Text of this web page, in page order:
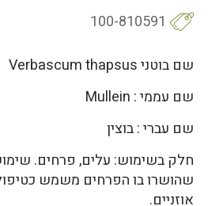
100-810591
שם בוטני Verbascum thapsus
שם עממי : Mullein
שם עברי : בוצין
חלק בשימוש: עלים, פרחים.
שהושרו בו הפרחים משמש
אוזניים.